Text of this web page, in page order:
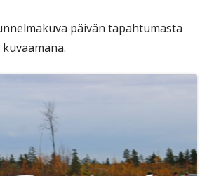
päivän tapahtumasta